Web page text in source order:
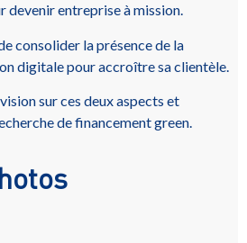
devenir entreprise à mission.
consolider la présence de la
digitale pour accroître sa clientèle.
sur ces deux aspects et
de financement green.